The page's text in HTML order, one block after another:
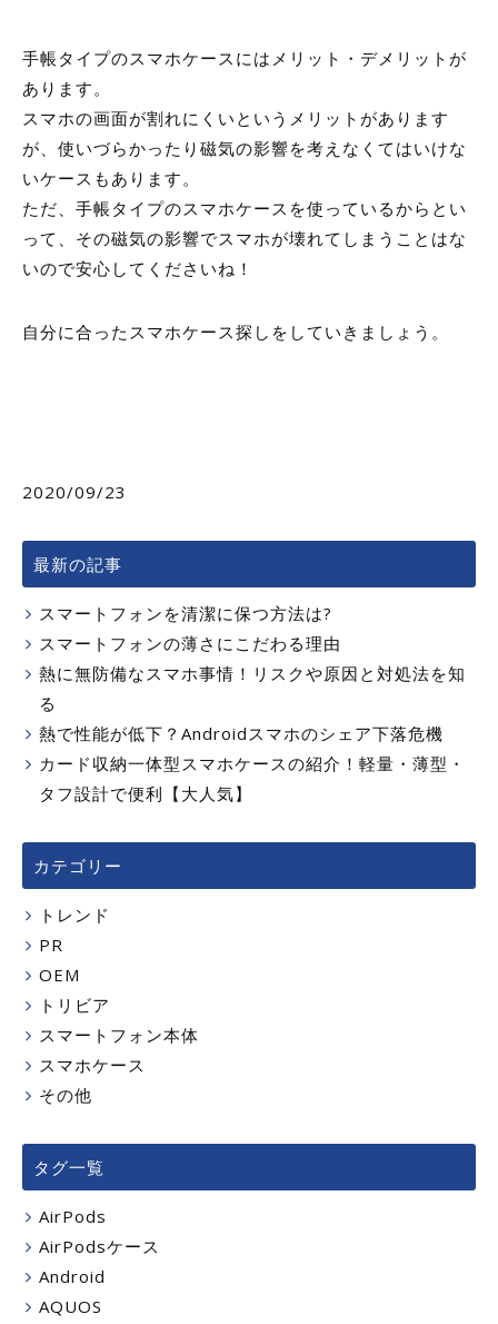
手帳タイプのスマホケースにはメリット・デメリットが
あります。
スマホの画面が割れにくいというメリットがあります
が、使いづらかったり磁気の影響を考えなくてはいけな
いケースもあります。
ただ、手帳タイプのスマホケースを使っているからとい
って、その磁気の影響でスマホが壊れてしまうことはな
いので安心してくださいね！
自分に合ったスマホケース探しをしていきましょう。
2020/09/23
最新の記事
スマートフォンを清潔に保つ方法は?
スマートフォンの薄さにこだわる理由
熱に無防備なスマホ事情！リスクや原因と対処法を知
る
熱で性能が低下？Androidスマホのシェア下落危機
カード収納一体型スマホケースの紹介！軽量・薄型・
タフ設計で便利【大人気】
カテゴリー
トレンド
PR
OEM
トリビア
スマートフォン本体
スマホケース
その他
タグ一覧
AirPods
AirPodsケース
Android
AQUOS